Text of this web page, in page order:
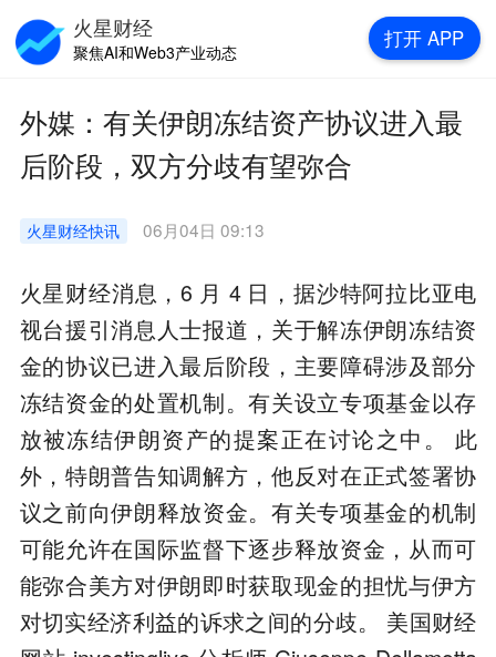
外媒：有关伊朗冻结资产协议进入最
后阶段，双方分歧有望弥合
火星财经快讯 06月04日 09:13
火星财经消息，6 月 4 日，据沙特阿拉比亚电
视台援引消息人士报道，关于解冻伊朗冻结资
金的协议已进入最后阶段，主要障碍涉及部分
冻结资金的处置机制。有关设立专项基金以存
放被冻结伊朗资产的提案正在讨论之中。 此
外，特朗普告知调解方，他反对在正式签署协
议之前向伊朗释放资金。有关专项基金的机制
可能允许在国际监督下逐步释放资金，从而可
能弥合美方对伊朗即时获取现金的担忧与伊方
对切实经济利益的诉求之间的分歧。 美国财经
火星财经
聚焦AI和Web3产业动态
打开 APP